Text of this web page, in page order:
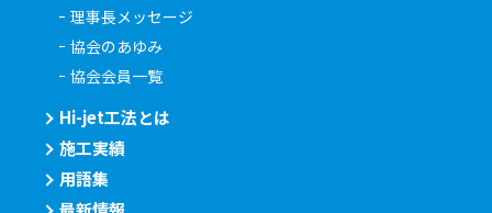
理事長メッセージ
協会のあゆみ
協会会員一覧
Hi-jet工法とは
施工実績
用語集